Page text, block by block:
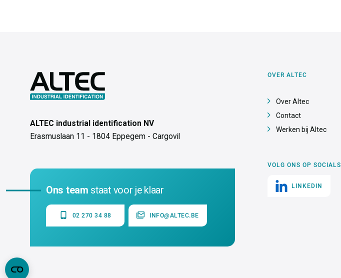
ALTEC industrial identification NV
Erasmuslaan 11 - 1804 Eppegem - Cargovil
Ons team staat voor je klaar
02 270 34 88 INFO@ALTEC.BE
OVER ALTEC
Over Altec
Contact
Werken bij Altec
VOLG ONS OP SOCIALS
LINKEDIN